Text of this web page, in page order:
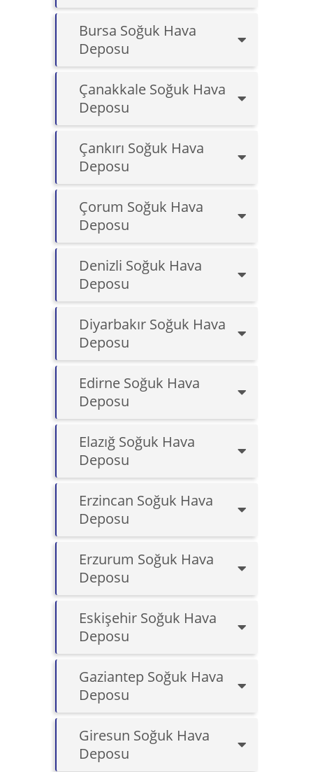
Bursa Soğuk Hava
Deposu
Çanakkale Soğuk Hava
Deposu
Çankırı Soğuk Hava
Deposu
Çorum Soğuk Hava
Deposu
Denizli Soğuk Hava
Deposu
Diyarbakır Soğuk Hava
Deposu
Edirne Soğuk Hava
Deposu
Elazığ Soğuk Hava
Deposu
Erzincan Soğuk Hava
Deposu
Erzurum Soğuk Hava
Deposu
Eskişehir Soğuk Hava
Deposu
Gaziantep Soğuk Hava
Deposu
Giresun Soğuk Hava
Deposu